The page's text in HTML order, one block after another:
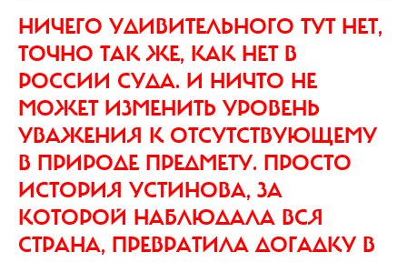
НИЧЕГО УДИВИТЕЛЬНОГО ТУТ НЕТ,
ТОЧНО ТАК ЖЕ, КАК НЕТ В
РОССИИ СУДА. И НИЧТО НЕ
МОЖЕТ ИЗМЕНИТЬ УРОВЕНЬ
УВАЖЕНИЯ К ОТСУТСТВУЮЩЕМУ
В ПРИРОДЕ ПРЕДМЕТУ. ПРОСТО
ИСТОРИЯ УСТИНОВА, ЗА
КОТОРОЙ НАБЛЮДАЛА ВСЯ
СТРАНА, ПРЕВРАТИЛА ДОГАДКУ В